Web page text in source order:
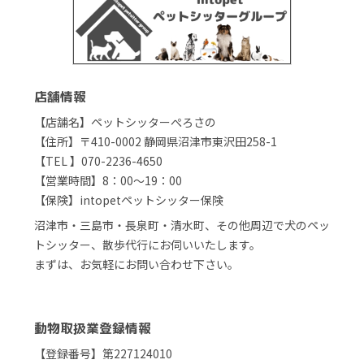
店舗情報
【店舗名】ペットシッターぺろさの
【住所】〒410-0002 静岡県沼津市東沢田258-1
【TEL 】070-2236-4650
【営業時間】8：00～19：00
【保険】intopetペットシッター保険
沼津市・三島市・長泉町・清水町、その他周辺で犬のペッ
トシッター、散歩代行にお伺いいたします。
まずは、お気軽にお問い合わせ下さい。
動物取扱業登録情報
【登録番号】第227124010